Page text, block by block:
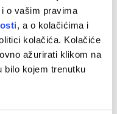
o vašim pravima
, a o kolačićima i
kolačića. Kolačiće
ažurirati klikom na
bilo kojem trenutku
igrača Reala
pokrenula je istragu
Faktor. UEFA je